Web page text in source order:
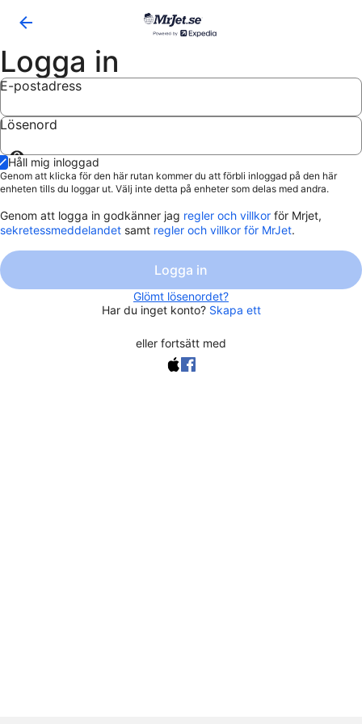
Logga in
E-postadress
Lösenord
Visa
lösenord
Håll mig inloggad
Genom att klicka för den här rutan kommer du att förbli inloggad på den här
enheten tills du loggar ut. Välj inte detta på enheter som delas med andra.
Genom att logga in godkänner jag regler och villkor för Mrjet,
sekretessmeddelandet samt regler och villkor för MrJet.
Logga in
Glömt lösenordet?
Har du inget konto? Skapa ett
eller fortsätt med